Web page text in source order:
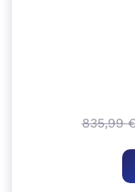
835,99